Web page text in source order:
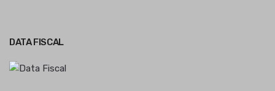
DATA FISCAL